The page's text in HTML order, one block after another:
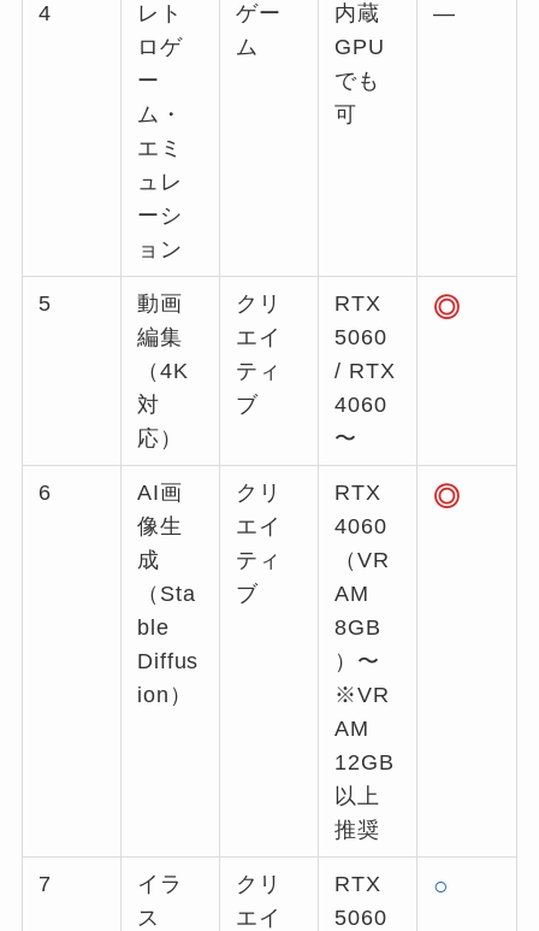
4
レト
ロゲ
ー
ム・
エミ
ュレ
ーシ
ョン
ゲー
ム
内蔵
GPU
でも
可
—
5
動画
編集
（4K
対
応）
クリ
エイ
ティ
ブ
RTX
5060
/ RTX
4060
〜
◎
6
AI画
像生
成
（Sta
ble
Diffus
ion）
クリ
エイ
ティ
ブ
RTX
4060
（VR
AM
8GB
）〜
※VR
AM
12GB
以上
推奨
◎
7
イラ
ス
クリ
エイ
RTX
5060
○